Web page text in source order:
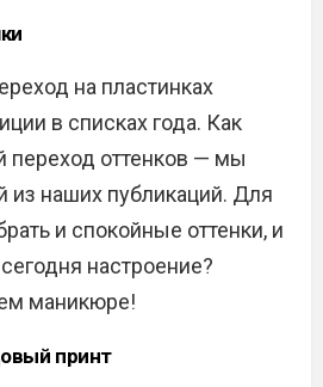
на пластинках
в списках года. Как
переход оттенков — мы
из наших публикаций. Для
и спокойные оттенки, и
настроение?
маникюре!
принт